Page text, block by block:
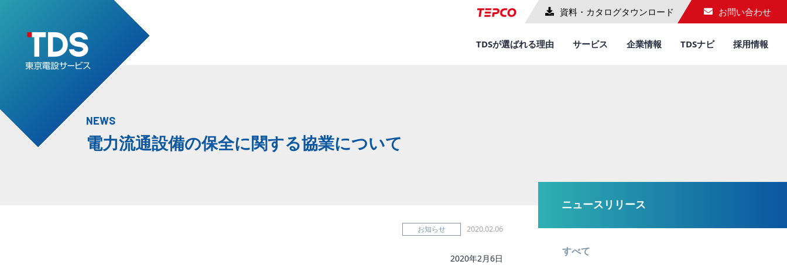
資料・カタログタウンロード お問い合わせ
TDSが選ばれる理由 サービス 企業情報 TDSナビ 採用情報
NEWS
電力流通設備の保全に関する協業について
お知らせ 2020.02.06
2020年2月6日
ニュースリリース
すべて